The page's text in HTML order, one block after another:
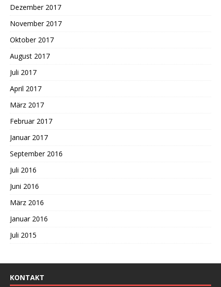
Dezember 2017
November 2017
Oktober 2017
August 2017
Juli 2017
April 2017
März 2017
Februar 2017
Januar 2017
September 2016
Juli 2016
Juni 2016
März 2016
Januar 2016
Juli 2015
KONTAKT